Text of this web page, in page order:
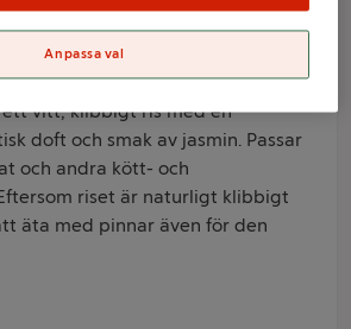
ett vitt, klibbigt ris med en
doft och smak av jasmin. Passar
och andra kött- och
riset är naturligt klibbigt
äta med pinnar även för den
Anpassa val